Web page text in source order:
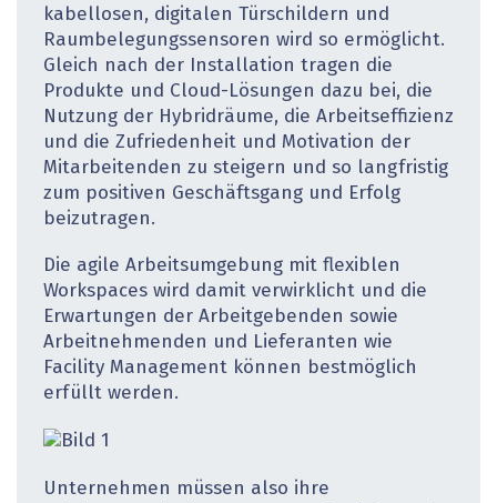
kabel­losen, digitalen Türschildern und
Raumbelegungssensoren wird so ermöglicht.
Gleich nach der Installation tragen die
Produkte und Cloud-Lösungen dazu bei, die
Nutzung der Hybridräume, die Arbeitseffizienz
und die Zufriedenheit und Motivation der
Mitarbeitenden zu steigern und so langfristig
zum positiven Geschäftsgang und Erfolg
beizutragen.
Die agile Arbeitsumgebung mit flexiblen
Workspaces wird damit verwirklicht und die
Erwartungen der Arbeitgebenden sowie
Arbeitnehmenden und Lieferanten wie
Facility Management können bestmöglich
erfüllt werden.
Unternehmen müssen also ihre